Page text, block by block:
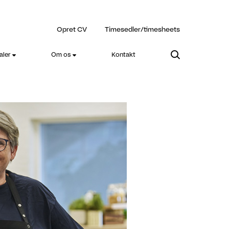
Opret CV Timesedler/timesheets
Om os Kontakt